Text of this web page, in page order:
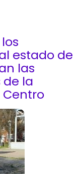
estado de
las
de la
Centro